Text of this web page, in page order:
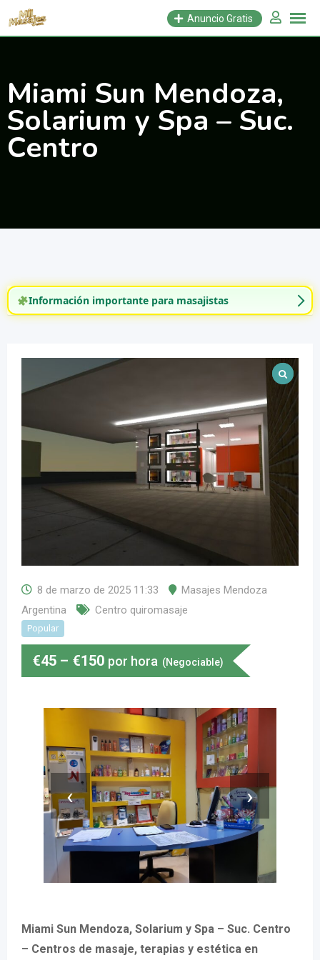
Saltar
Anuncio Gratis
Miami Sun Mendoza,
Solarium y Spa – Suc.
Centro
Información importante para masajistas
8 de marzo de 2025 11:33
Masajes Mendoza
Argentina
Centro quiromasaje
Popular
€45 – €150 por hora (Negociable)
‹ ›
Miami Sun Mendoza, Solarium y Spa – Suc. Centro
– Centros de masaje, terapias y estética en